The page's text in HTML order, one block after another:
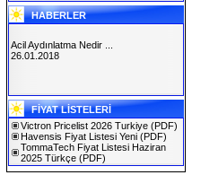
HABERLER
SOLAREX ISTANBUL 2019
30.01.2019
Acil Aydınlatma Nedir ...
26.01.2018
FİYAT LİSTELERİ
Victron Pricelist 2026 Turkiye (PDF)
Havensis Fiyat Listesi Yeni (PDF)
TommaTech Fiyat Listesi Haziran
2025 Türkçe (PDF)